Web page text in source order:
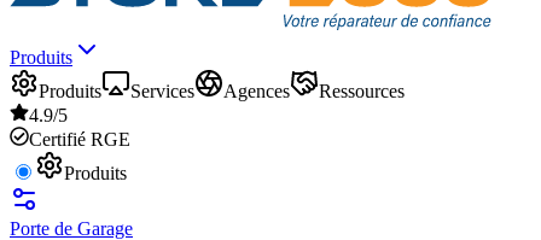
Produits
Produits
Services Agences
Ressources
4.9/5
Certifié RGE
Produits
Porte de Garage